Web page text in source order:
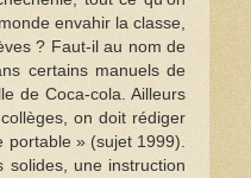
envahir la classe,
? Faut-il au nom de
certains manuels de
de Coca-cola. Ailleurs
on doit rédiger
» (sujet 1999).
solides, une instruction